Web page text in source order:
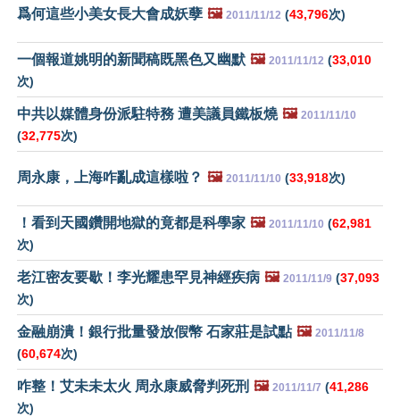
爲何這些小美女長大會成妖孽 🖼️ 2011/11/12 (43,796次)
一個報道姚明的新聞稿既黑色又幽默 🖼️ 2011/11/12 (33,010
次)
中共以媒體身份派駐特務 遭美議員鐵板燒 🖼️ 2011/11/10
(32,775次)
周永康，上海咋亂成這樣啦？ 🖼️ 2011/11/10 (33,918次)
！看到天國鑽開地獄的竟都是科學家 🖼️ 2011/11/10 (62,981
次)
老江密友要歇！李光耀患罕見神經疾病 🖼️ 2011/11/9 (37,093
次)
金融崩潰！銀行批量發放假幣 石家莊是試點 🖼️ 2011/11/8
(60,674次)
咋整！艾未未太火 周永康威脅判死刑 🖼️ 2011/11/7 (41,286
次)